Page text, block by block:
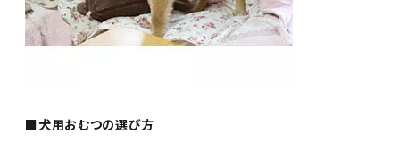
■犬用おむつの選び方